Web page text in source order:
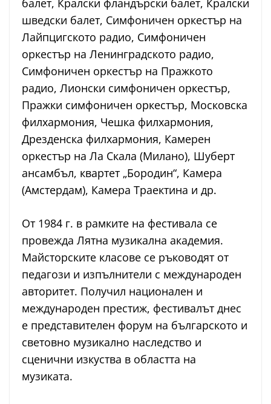
балет, Кралски фландърски балет, Кралски
шведски балет, Симфоничен оркестър на
Лайпцигското радио, Симфоничен
оркестър на Ленинградското радио,
Симфоничен оркестър на Пражкото
радио, Лионски симфоничен оркестър,
Пражки симфоничен оркестър, Московска
филхармония, Чешка филхармония,
Дрезденска филхармония, Камерен
оркестър на Ла Скала (Милано), Шуберт
ансамбъл, квартет „Бородин“, Камера
(Амстердам), Камера Траектина и др.
От 1984 г. в рамките на фестивала се
провежда Лятна музикална академия.
Майсторските класове се ръководят от
педагози и изпълнители с международен
авторитет. Получил национален и
международен престиж, фестивалът днес
е представителен форум на българското и
световно музикално наследство и
сценични изкуства в областта на
музиката.